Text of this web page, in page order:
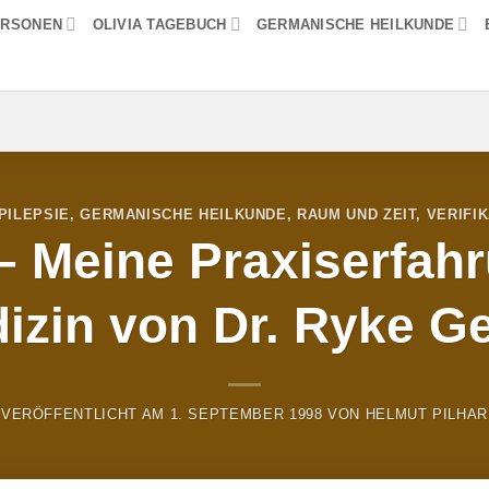
OLIVIA TAGEBUCH GERMANISCHE HEILKUNDE
,GERMANISCHE HEILKUNDE, RAUM UND ZEIT,
Meine
von Dr. Ryke
VERÖFFENTLICHT AM 1. SEPTEMBER 1998 VON HELMUT PILHAR